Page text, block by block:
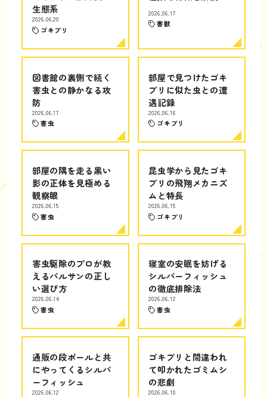
生態系
2026.06.20
ゴキブリ
2026.06.17
害獣
図書館の裏側で続く
害虫との静かなる攻
防
2026.06.17
害虫
部屋で見つけたゴキ
ブリに似た虫との遭
遇記録
2026.06.16
ゴキブリ
部屋の隅を走る黒い
影の正体を見極める
観察眼
2026.06.15
害虫
昆虫学から見たゴキ
ブリの飛翔メカニズ
ムと特長
2026.06.15
ゴキブリ
害虫駆除のプロが教
えるバルサンの正し
い選び方
2026.06.14
害虫
寝室の安眠を妨げる
シルバーフィッシュ
の徹底排除法
2026.06.12
害虫
通販の段ボールと共
にやってくるシルバ
ーフィッシュ
2026.06.12
ゴキブリと間違われ
て叩かれたゴミムシ
の悲劇
2026.06.10